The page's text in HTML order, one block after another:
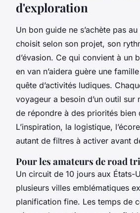
d'exploration
Un bon guide ne s’achète pas
choisit selon son projet, son
d’évasion. Ce qui convient à un
en van n’aidera guère une
quête d’activités ludiques.
voyageur a besoin d’un outil sur
de répondre à des priorités bien
L’inspiration, la logistique,
autant de filtres à activer avant
Pour les amateurs de road
Un circuit de 10 jours aux États-
plusieurs villes emblématiques
planification fine. Les temps de